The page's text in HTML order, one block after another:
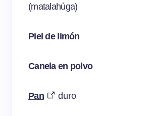
(matalahúga)
Piel de limón
Canela en polvo
Pan duro